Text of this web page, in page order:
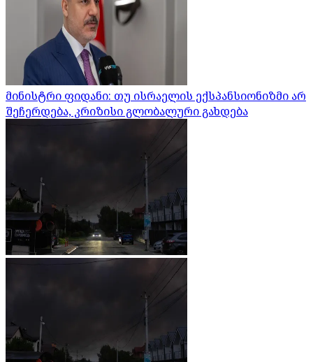
მინისტრი ფიდანი: თუ ისრაელის ექსპანსიონიზმი არ
შეჩერდება, კრიზისი გლობალური გახდება